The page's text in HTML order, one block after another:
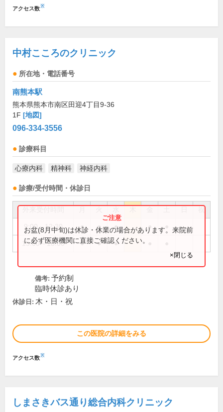
アクセス数※
中村こころのクリニック
所在地・電話番号
南熊本駅
熊本県熊本市南区田迎4丁目9-36
1F [地図]
096-334-3556
診療科目
心療内科 精神科 神経内科
診療/受付時間・休診日
祝
9:00～12:30 ● ● ● ●
15:00～18:00 ● ● ●
お盆(8月中旬)は休診・休業の場合があります。来院前
に必ず医療機関に直接ご確認ください。
×閉じる
備考: 予約制
臨時休診あり
休診日: 木・日・祝
この医院の詳細をみる
アクセス数※
しまさきバス通り総合内科クリニック